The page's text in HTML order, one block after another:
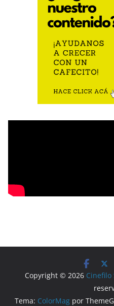
Copyright © 2026 Cinefilo
Tema: ColorMagpor